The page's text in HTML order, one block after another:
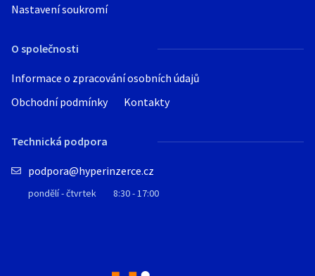
Nastavení soukromí
O společnosti
Informace o zpracování osobních údajů
Obchodní podmínky
Kontakty
Technická podpora
podpora@hyperinzerce.cz
pondělí - čtvrtek 8:30 - 17:00